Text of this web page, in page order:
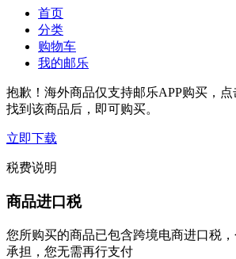
首页
分类
购物车
我的邮乐
抱歉！海外商品仅支持邮乐APP购买，
找到该商品后，即可购买。
立即下载
税费说明
商品进口税
您所购买的商品已包含跨境电商进口税
承担，您无需再行支付